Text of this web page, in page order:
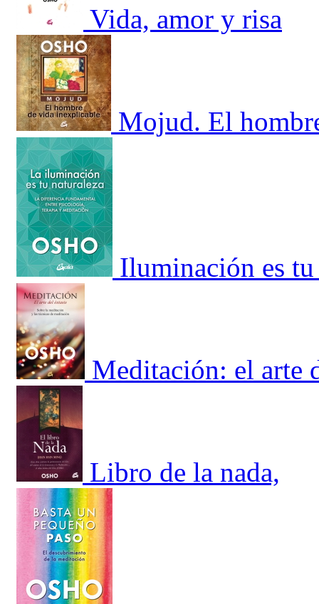
Vida, amor y risa
Mojud. El
Iluminación es
Meditación: el arte
Libro de la nada,